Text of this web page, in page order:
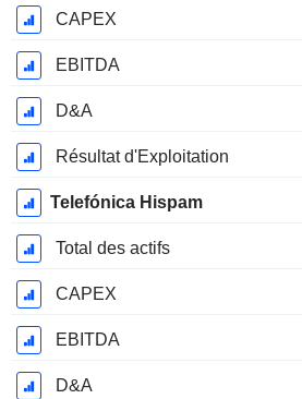
CAPEX
EBITDA
D&A
Résultat d'Exploitation
Telefónica Hispam
Total des actifs
CAPEX
EBITDA
D&A